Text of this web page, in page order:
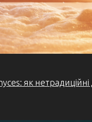
як нетрадиційні